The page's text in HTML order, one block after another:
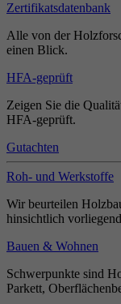
Zertifikatsdatenbank
Alle von der
einen Blick.
HFA-geprüft
Zeigen Sie die
HFA-geprüft.
Gutachten
Roh- und Werkstoffe
Wir beurteilen
hinsichtlich
Bauen & Wohnen
Schwerpunkte sind
Parkett,